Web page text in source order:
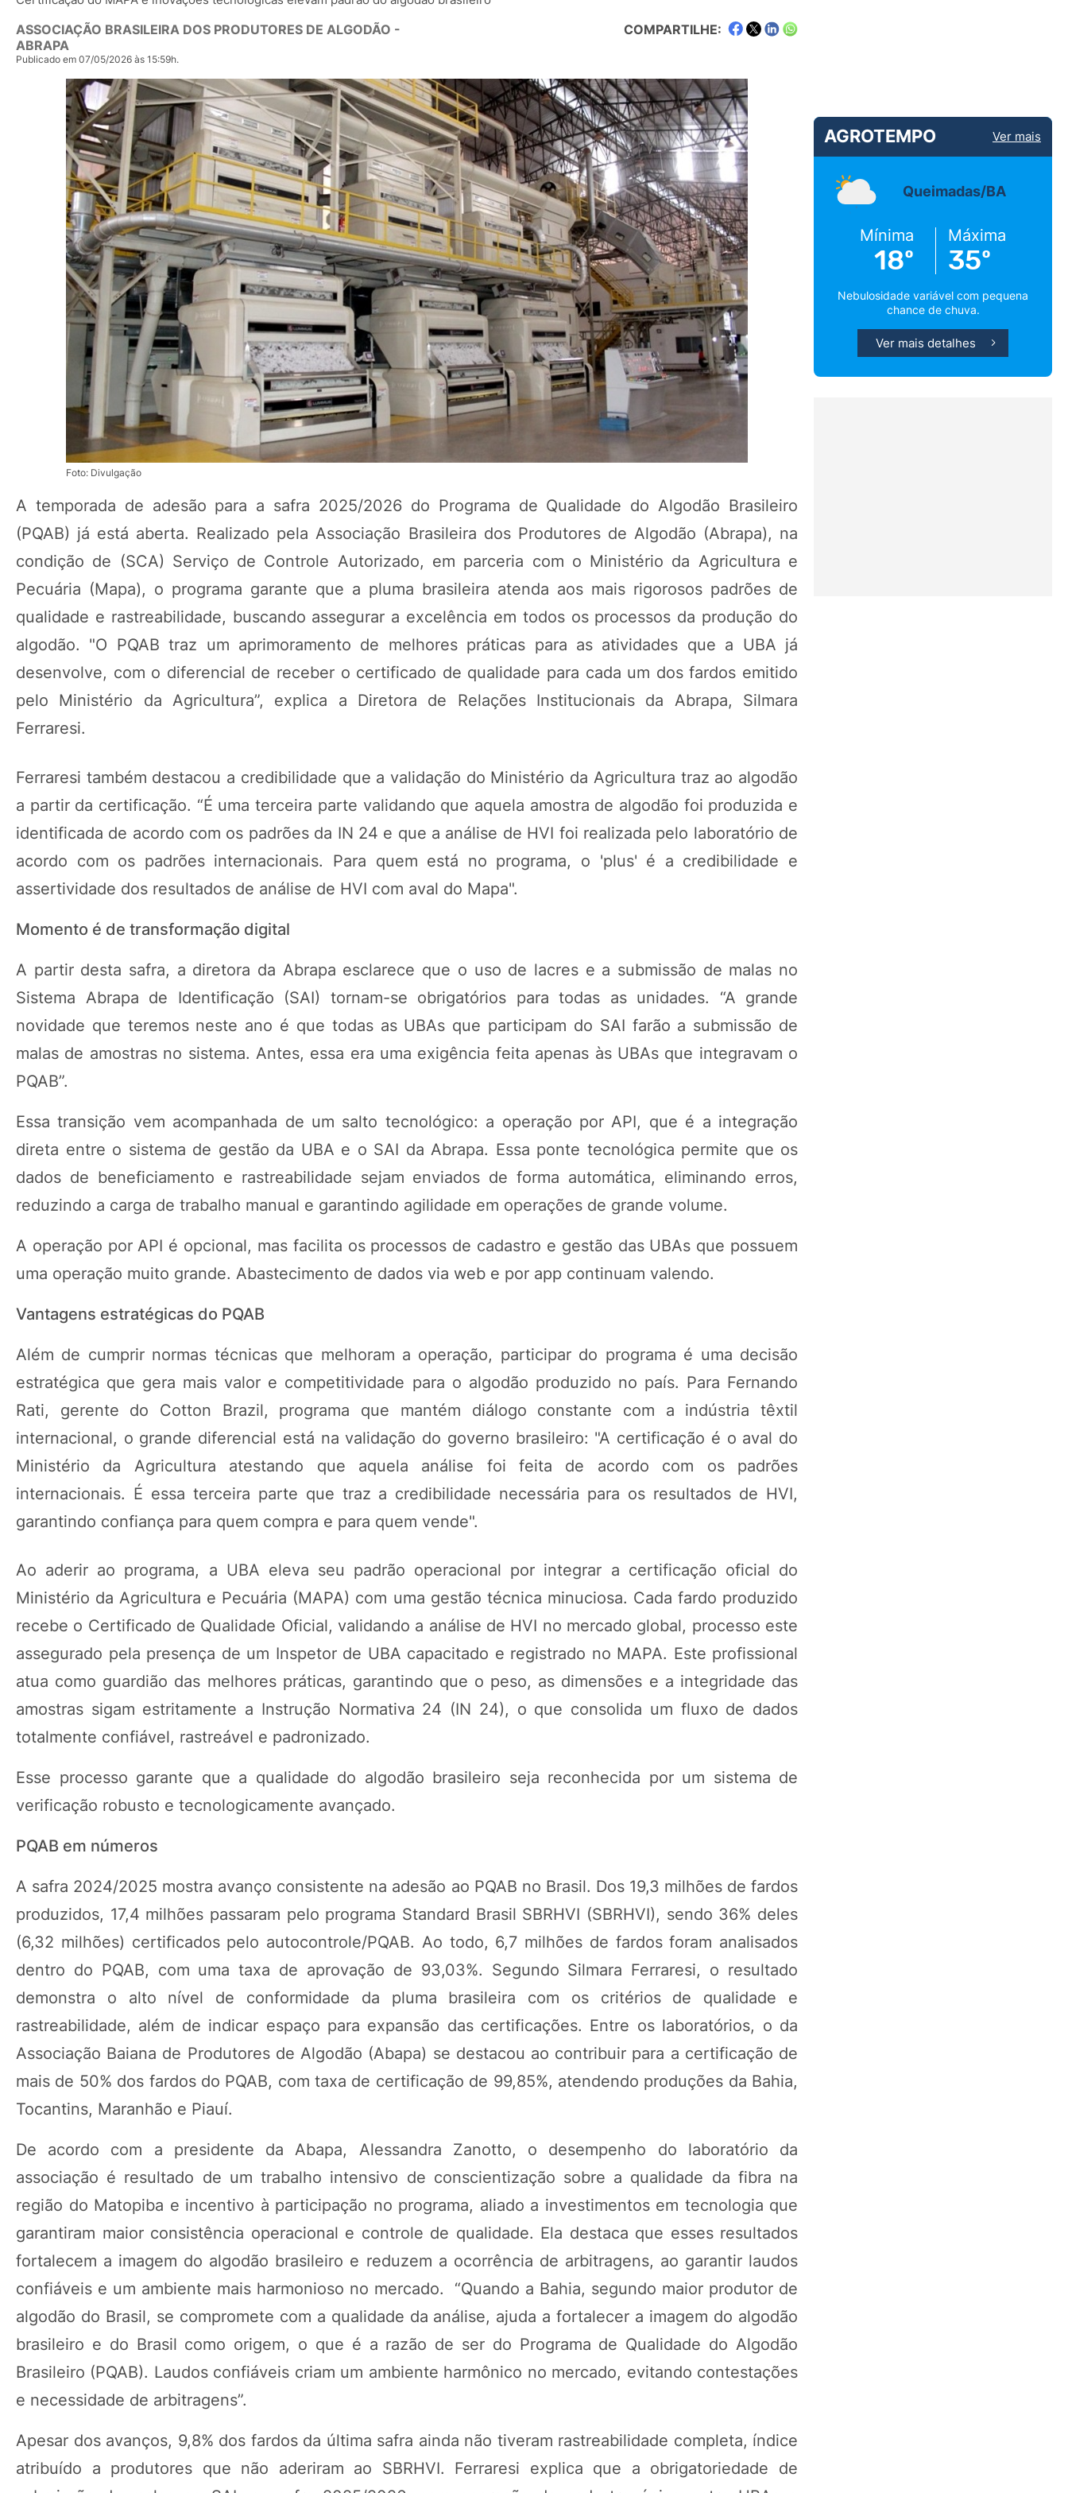
ASSOCIAÇÃO BRASILEIRA DOS PRODUTORES DE ALGODÃO -
ABRAPA
Publicado em 07/05/2026 às 15:59h.
COMPARTILHE:
Foto: Divulgação
A temporada de adesão para a safra 2025/2026 do Programa de Qualidade do Algodão Brasileiro
(PQAB) já está aberta. Realizado pela Associação Brasileira dos Produtores de Algodão (Abrapa), na
condição de (SCA) Serviço de Controle Autorizado, em parceria com o Ministério da Agricultura e
Pecuária (Mapa), o programa garante que a pluma brasileira atenda aos mais rigorosos padrões de
qualidade e rastreabilidade, buscando assegurar a excelência em todos os processos da produção do
algodão. "O PQAB traz um aprimoramento de melhores práticas para as atividades que a UBA já
desenvolve, com o diferencial de receber o certificado de qualidade para cada um dos fardos emitido
pelo Ministério da Agricultura”, explica a Diretora de Relações Institucionais da Abrapa, Silmara
Ferraresi.
Ferraresi também destacou a credibilidade que a validação do Ministério da Agricultura traz ao algodão
a partir da certificação. “É uma terceira parte validando que aquela amostra de algodão foi produzida e
identificada de acordo com os padrões da IN 24 e que a análise de HVI foi realizada pelo laboratório de
acordo com os padrões internacionais. Para quem está no programa, o 'plus' é a credibilidade e
assertividade dos resultados de análise de HVI com aval do Mapa".
Momento é de transformação digital
A partir desta safra, a diretora da Abrapa esclarece que o uso de lacres e a submissão de malas no
Sistema Abrapa de Identificação (SAI) tornam-se obrigatórios para todas as unidades. “A grande
novidade que teremos neste ano é que todas as UBAs que participam do SAI farão a submissão de
malas de amostras no sistema. Antes, essa era uma exigência feita apenas às UBAs que integravam o
PQAB”.
Essa transição vem acompanhada de um salto tecnológico: a operação por API, que é a integração
direta entre o sistema de gestão da UBA e o SAI da Abrapa. Essa ponte tecnológica permite que os
dados de beneficiamento e rastreabilidade sejam enviados de forma automática, eliminando erros,
reduzindo a carga de trabalho manual e garantindo agilidade em operações de grande volume.
A operação por API é opcional, mas facilita os processos de cadastro e gestão das UBAs que possuem
uma operação muito grande. Abastecimento de dados via web e por app continuam valendo.
Vantagens estratégicas do PQAB
Além de cumprir normas técnicas que melhoram a operação, participar do programa é uma decisão
estratégica que gera mais valor e competitividade para o algodão produzido no país. Para Fernando
Rati, gerente do Cotton Brazil, programa que mantém diálogo constante com a indústria têxtil
internacional, o grande diferencial está na validação do governo brasileiro: "A certificação é o aval do
Ministério da Agricultura atestando que aquela análise foi feita de acordo com os padrões
internacionais. É essa terceira parte que traz a credibilidade necessária para os resultados de HVI,
garantindo confiança para quem compra e para quem vende".
Ao aderir ao programa, a UBA eleva seu padrão operacional por integrar a certificação oficial do
Ministério da Agricultura e Pecuária (MAPA) com uma gestão técnica minuciosa. Cada fardo produzido
recebe o Certificado de Qualidade Oficial, validando a análise de HVI no mercado global, processo este
assegurado pela presença de um Inspetor de UBA capacitado e registrado no MAPA. Este profissional
atua como guardião das melhores práticas, garantindo que o peso, as dimensões e a integridade das
amostras sigam estritamente a Instrução Normativa 24 (IN 24), o que consolida um fluxo de dados
totalmente confiável, rastreável e padronizado.
Esse processo garante que a qualidade do algodão brasileiro seja reconhecida por um sistema de
verificação robusto e tecnologicamente avançado.
PQAB em números
A safra 2024/2025 mostra avanço consistente na adesão ao PQAB no Brasil. Dos 19,3 milhões de fardos
produzidos, 17,4 milhões passaram pelo programa Standard Brasil SBRHVI (SBRHVI), sendo 36% deles
(6,32 milhões) certificados pelo autocontrole/PQAB. Ao todo, 6,7 milhões de fardos foram analisados
dentro do PQAB, com uma taxa de aprovação de 93,03%. Segundo Silmara Ferraresi, o resultado
demonstra o alto nível de conformidade da pluma brasileira com os critérios de qualidade e
rastreabilidade, além de indicar espaço para expansão das certificações. Entre os laboratórios, o da
Associação Baiana de Produtores de Algodão (Abapa) se destacou ao contribuir para a certificação de
mais de 50% dos fardos do PQAB, com taxa de certificação de 99,85%, atendendo produções da Bahia,
Tocantins, Maranhão e Piauí.
De acordo com a presidente da Abapa, Alessandra Zanotto, o desempenho do laboratório da
associação é resultado de um trabalho intensivo de conscientização sobre a qualidade da fibra na
região do Matopiba e incentivo à participação no programa, aliado a investimentos em tecnologia que
garantiram maior consistência operacional e controle de qualidade. Ela destaca que esses resultados
fortalecem a imagem do algodão brasileiro e reduzem a ocorrência de arbitragens, ao garantir laudos
confiáveis e um ambiente mais harmonioso no mercado. “Quando a Bahia, segundo maior produtor de
algodão do Brasil, se compromete com a qualidade da análise, ajuda a fortalecer a imagem do algodão
brasileiro e do Brasil como origem, o que é a razão de ser do Programa de Qualidade do Algodão
Brasileiro (PQAB). Laudos confiáveis criam um ambiente harmônico no mercado, evitando contestações
e necessidade de arbitragens”.
Apesar dos avanços, 9,8% dos fardos da última safra ainda não tiveram rastreabilidade completa, índice
atribuído a produtores que não aderiram ao SBRHVI. Ferraresi explica que a obrigatoriedade de
AGROTEMPO Ver mais
Queimadas/BA
Mínima
18º
Máxima
35º
Nebulosidade variável com pequena
chance de chuva.
Ver mais detalhes